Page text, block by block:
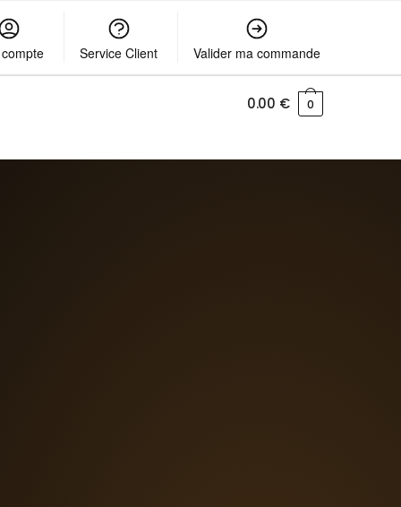
Service Client Valider ma commande
0.00 € 0